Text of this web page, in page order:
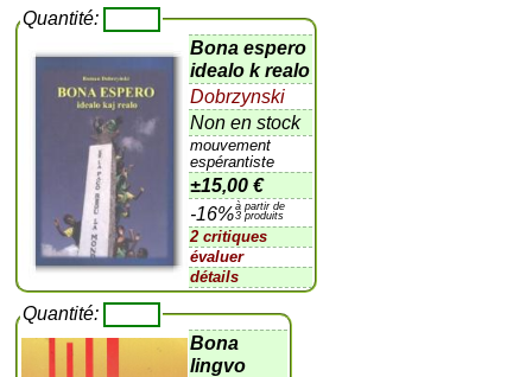
Quantité:
Bona espero
idealo k realo
Dobrzynski
Non en stock
mouvement
espérantiste
±15,00 €
-16%à partir de
3 produits
2 critiques
évaluer
détails
Quantité:
Bona
lingvo